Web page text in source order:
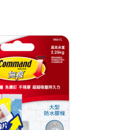
費通知簡訊。
點擊此簡訊中的連結，可透過四大超商／
付款，方視為交易完成。
立刻繳費，但若您需要取消訂單，請聯絡
消之訂單仍視為有效，需透過AFTEE先享
享後付 」之結帳頁面顯示為準，若有關於
款等相關疑問，請聯繫「AFTEE先享後付
support/home
上)免運費
上)免運費
上)免運費